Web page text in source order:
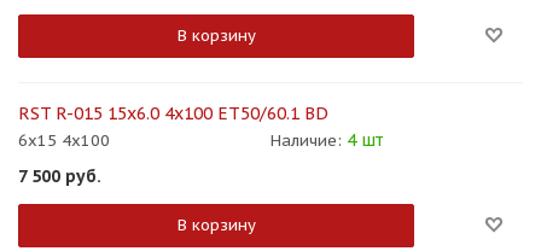
В корзину
RST R-015 15x6.0 4x100 ET50/60.1 BD
6x15 4x100 Наличие: 4 шт
7 500 руб.
В корзину